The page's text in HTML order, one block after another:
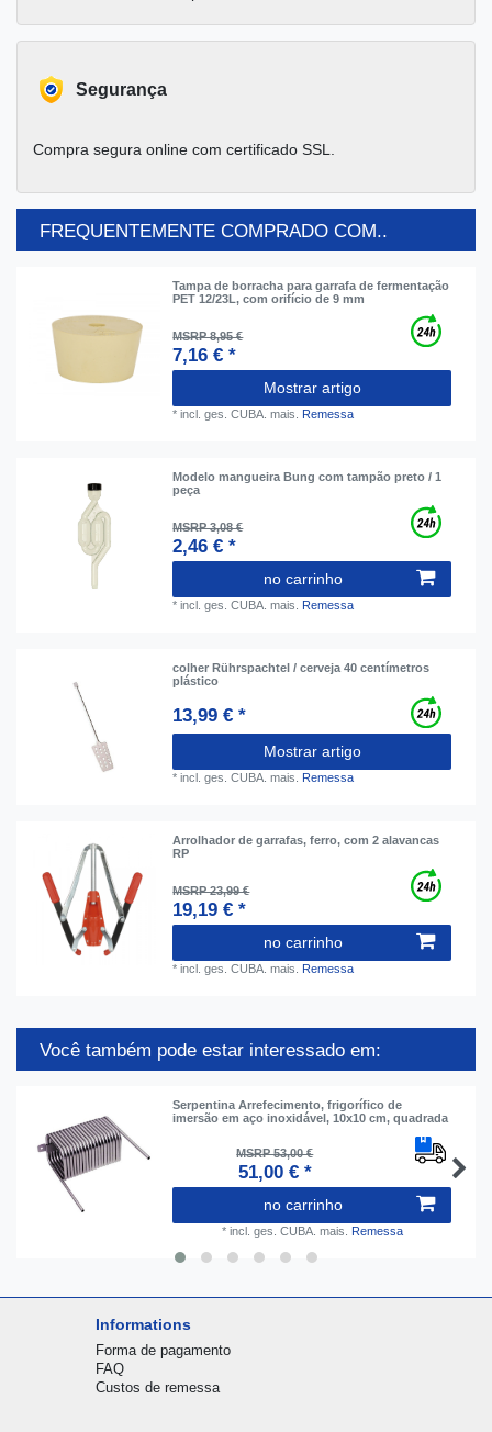
Segurança
Compra segura online com certificado SSL.
FREQUENTEMENTE COMPRADO COM..
Tampa de borracha para garrafa de fermentação
PET 12/23L, com orifício de 9 mm
MSRP 8,95 €
7,16 € *
Mostrar artigo
*incl. ges. CUBA. mais. Remessa
Modelo mangueira Bung com tampão preto / 1
peça
MSRP 3,08 €
2,46 € *
no carrinho
*incl. ges. CUBA. mais. Remessa
colher Rührspachtel / cerveja 40 centímetros
plástico
13,99 € *
Mostrar artigo
*incl. ges. CUBA. mais. Remessa
Arrolhador de garrafas, ferro, com 2 alavancas
RP
MSRP 23,99 €
19,19 € *
no carrinho
*incl. ges. CUBA. mais. Remessa
Você também pode estar interessado em:
Serpentina Arrefecimento, frigorífico de
imersão em aço inoxidável, 10x10 cm, quadrada
MSRP 53,00 €
51,00 € *
no carrinho
* incl. ges. CUBA. mais. Remessa
Informations
Forma de pagamento
FAQ
Custos de remessa